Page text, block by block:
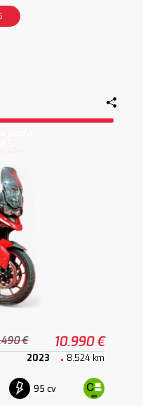
€ 10.990 €
2023 8.524 km
95 cv